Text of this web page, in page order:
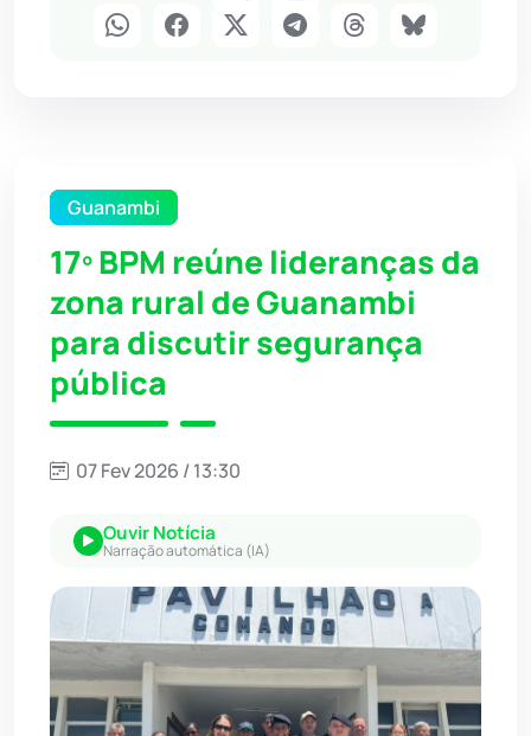
Guanambi
17º BPM reúne lideranças da
zona rural de Guanambi
para discutir segurança
pública
07 Fev 2026 / 13:30
Ouvir Notícia
Narração automática (IA)